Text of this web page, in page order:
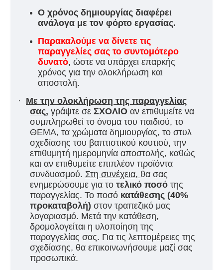
Ο χρόνος δημιουργίας διαφέρει
ανάλογα με τον φόρτο εργασίας.
Παρακαλούμε να δίνετε τις
παραγγελίες σας το συντομότερο
δυνατό, ώστε να υπάρχει επαρκής
χρόνος για την ολοκλήρωση και
αποστολή.
·
Με την ολοκλήρωση της παραγγελίας
σας, γράψτε σε ΣΧΟΛΙΟ αν επιθυμείτε να
συμπληρωθεί το όνομα του παιδιού, το
ΘΕΜΑ, τα χρώματα δημιουργίας, το στυλ
σχεδίασης του βαπτιστικού κουτιού, την
επιθυμητή ημερομηνία αποστολής, καθώς
και αν επιθυμείτε επιπλέον προϊόντα
συνδυασμού. Στη συνέχεια, θα σας
ενημερώσουμε για το τελικό ποσό της
παραγγελίας. Το ποσό κατάθεσης (40%
προκαταβολή) στον τραπεζικό μας
λογαριασμό. Μετά την κατάθεση,
δρομολογείται η υλοποίηση της
παραγγελίας σας. Για τις λεπτομέρειες της
σχεδίασης, θα επικοινωνήσουμε μαζί σας
προσωπικά.